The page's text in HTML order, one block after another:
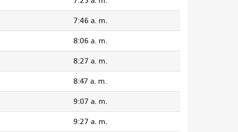
7:46 a. m.
8:06 a. m.
8:27 a. m.
8:47 a. m.
9:07 a. m.
9:27 a. m.